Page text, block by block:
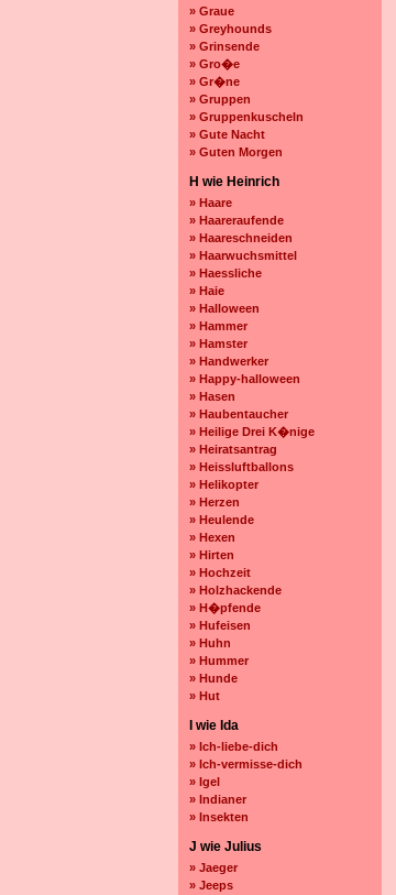
» Graue
» Greyhounds
» Grinsende
» Gro�e
» Gr�ne
» Gruppen
» Gruppenkuscheln
» Gute Nacht
» Guten Morgen
H wie Heinrich
» Haare
» Haareraufende
» Haareschneiden
» Haarwuchsmittel
» Haessliche
» Haie
» Halloween
» Hammer
» Hamster
» Handwerker
» Happy-halloween
» Hasen
» Haubentaucher
» Heilige Drei K�nige
» Heiratsantrag
» Heissluftballons
» Helikopter
» Herzen
» Heulende
» Hexen
» Hirten
» Hochzeit
» Holzhackende
» H�pfende
» Hufeisen
» Huhn
» Hummer
» Hunde
» Hut
I wie Ida
» Ich-liebe-dich
» Ich-vermisse-dich
» Igel
» Indianer
» Insekten
J wie Julius
» Jaeger
» Jeeps